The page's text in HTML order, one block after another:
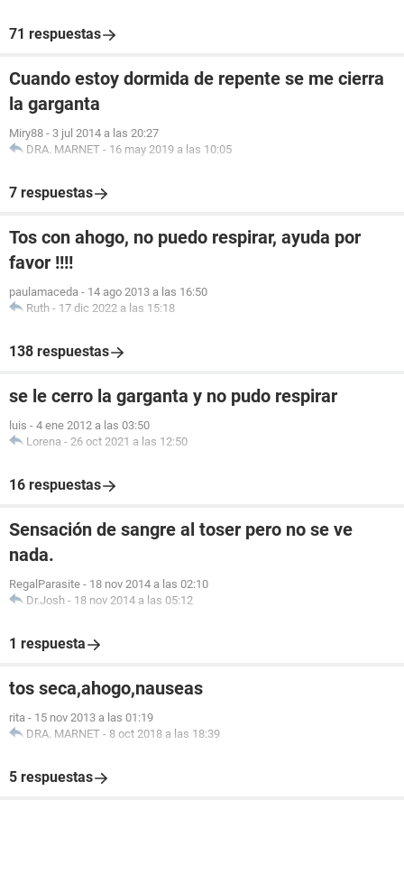
71 respuestas
Cuando estoy dormida de repente se me cierra
la garganta
Miry88 - 3 jul 2014 a las 20:27
DRA. MARNET - 16 may 2019 a las 10:05
7 respuestas
Tos con ahogo, no puedo respirar, ayuda por
favor !!!!
paulamaceda - 14 ago 2013 a las 16:50
Ruth - 17 dic 2022 a las 15:18
138 respuestas
se le cerro la garganta y no pudo respirar
luis - 4 ene 2012 a las 03:50
Lorena - 26 oct 2021 a las 12:50
16 respuestas
Sensación de sangre al toser pero no se ve
nada.
RegalParasite - 18 nov 2014 a las 02:10
Dr.Josh - 18 nov 2014 a las 05:12
1 respuesta
tos seca,ahogo,nauseas
rita - 15 nov 2013 a las 01:19
DRA. MARNET - 8 oct 2018 a las 18:39
5 respuestas